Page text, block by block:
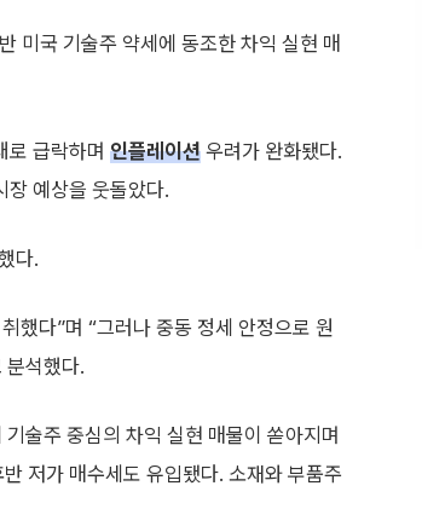
미국 기술주 약세에 동조한 차익 실현 매
로 급락하며 인플레이션 우려가 완화됐다.
장 예상을 웃돌았다.
다.
했다”며 “그러나 중동 정세 안정으로 원
석했다.
술주 중심의 차익 실현 매물이 쏟아지며
저가 매수세도 유입됐다. 소재와 부품주